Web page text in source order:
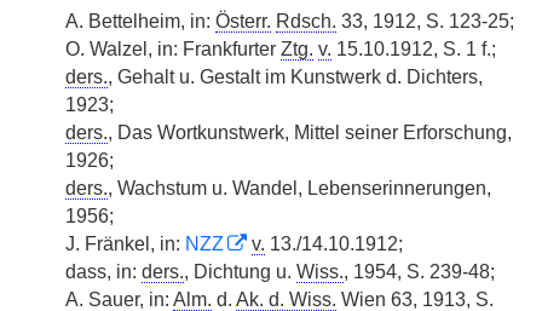
A. Bettelheim, in: Österr. Rdsch. 33, 1912, S. 123-25;
O. Walzel, in: Frankfurter Ztg. v. 15.10.1912, S. 1 f.;
ders., Gehalt u. Gestalt im Kunstwerk d. Dichters,
1923;
ders., Das Wortkunstwerk, Mittel seiner Erforschung,
1926;
ders., Wachstum u. Wandel, Lebenserinnerungen,
1956;
J. Fränkel, in: NZZ v. 13./14.10.1912;
dass, in: ders., Dichtung u. Wiss., 1954, S. 239-48;
A. Sauer, in: Alm. d. Ak. d. Wiss. Wien 63, 1913, S.